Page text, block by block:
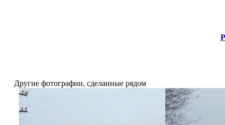
Другие фотографии, сделанные рядом